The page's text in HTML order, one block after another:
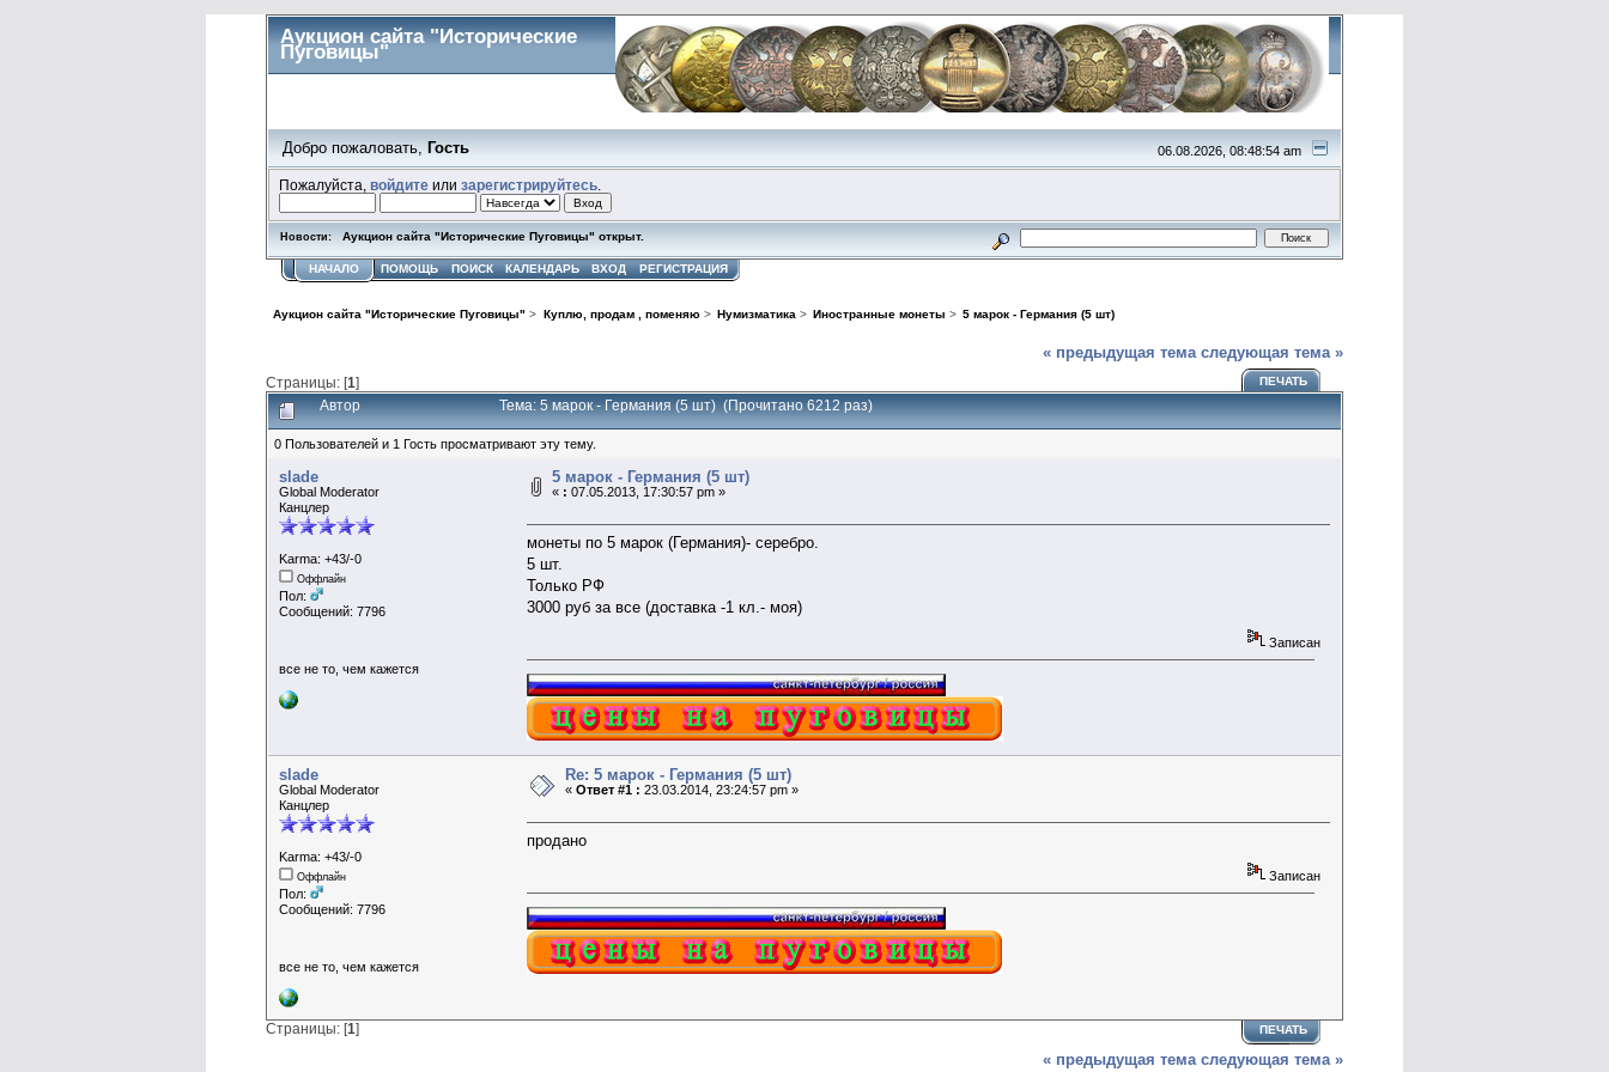
Аукцион сайта "Исторические
Пуговицы"
06.08.2026, 08:48:54 am
Добро пожаловать, Гость
Пожалуйста,войдите илизарегистрируйтесь
Новости: Аукцион сайта "Исторические Пуговицы" открыт.
НАЧАЛО ПОМОЩЬ ПОИСК КАЛЕНДАРЬ ВХОД РЕГИСТРАЦИЯ
Аукцион сайта "Исторические Пуговицы" > Куплю, продам , поменяю> Нумизматика > Иностранные монеты > 5 марок - Германия (5 шт)
« предыдущая тема следующая тема »
Страницы: [1] ПЕЧАТЬ
Автор Тема: 5 марок - Германия (5 шт) (Прочитано 6212 раз)
0 Пользователей и 1 Гость просматривают эту тему.
slade
Global Moderator
Канцлер
Karma: +43/-0
Оффлайн
Пол:
Сообщений: 7796
все не то, чем кажется
5 марок - Германия (5 шт)
« : 07.05.2013, 17:30:57 pm »
монеты по 5 марок (Германия)- серебро.
5 шт.
Только РФ
3000 руб за все (доставка -1 кл.- моя)
Записан
slade
Global Moderator
Канцлер
Karma: +43/-0
Оффлайн
Пол:
Сообщений: 7796
все не то, чем кажется
Re: 5 марок - Германия (5 шт)
«Ответ #1 : 23.03.2014, 23:24:57 pm »
продано
Записан
ПЕЧАТЬ
Страницы: [1]
« предыдущая тема следующая тема »